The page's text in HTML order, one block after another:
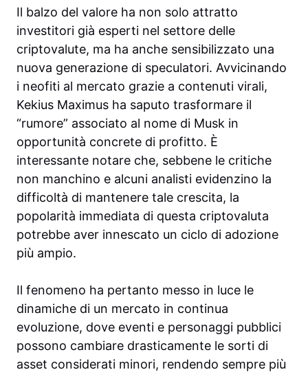
Il balzo del valore ha non solo attratto
investitori già esperti nel settore delle
criptovalute, ma ha anche sensibilizzato una
nuova generazione di speculatori. Avvicinando
i neofiti al mercato grazie a contenuti virali,
Kekius Maximus ha saputo trasformare il
“rumore” associato al nome di Musk in
opportunità concrete di profitto. È
interessante notare che, sebbene le critiche
non manchino e alcuni analisti evidenzino la
difficoltà di mantenere tale crescita, la
popolarità immediata di questa criptovaluta
potrebbe aver innescato un ciclo di adozione
più ampio.
Il fenomeno ha pertanto messo in luce le
dinamiche di un mercato in continua
evoluzione, dove eventi e personaggi pubblici
possono cambiare drasticamente le sorti di
asset considerati minori, rendendo sempre più